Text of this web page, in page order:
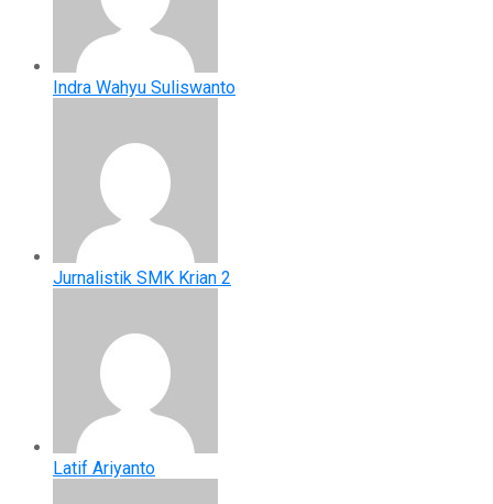
Indra Wahyu Suliswanto
Jurnalistik SMK Krian 2
Latif Ariyanto